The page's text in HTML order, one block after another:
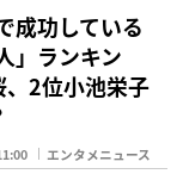
成功している
」ランキン
2位小池栄子
エンタメニュース